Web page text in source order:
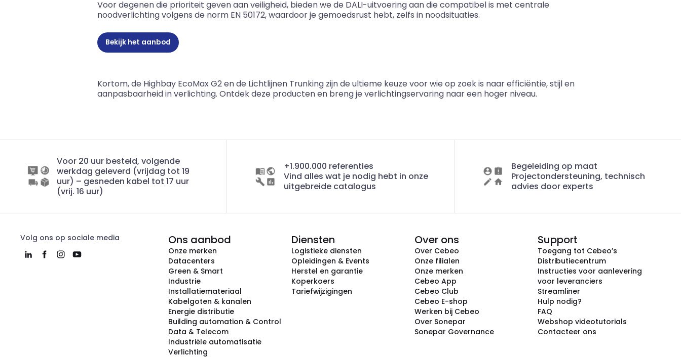
Voor degenen die prioriteit geven aan veiligheid, bieden we de DALI-uitvoering aan die compatibel is met centrale
noodverlichting volgens de norm EN 50172, waardoor je gemoedsrust hebt, zelfs in noodsituaties.
Bekijk het aanbod
Kortom, de Highbay EcoMax G2 en de Lichtlijnen Trunking zijn de ultieme keuze voor wie op zoek is naar efficiëntie, stijl en
aanpasbaarheid in verlichting. Ontdek deze producten en breng je verlichtingservaring naar een hoger niveau.
Voor 20 uur besteld, volgende
werkdag geleverd (vrijdag tot 19
uur) – gesneden kabel tot 17 uur
(vrij. 16 uur)
+1.900.000 referenties
Vind alles wat je nodig hebt in onze
uitgebreide catalogus
Begeleiding op maat
Projectondersteuning, technisch
advies door experts
Volg ons op sociale media Ons aanbod
Onze merken
Datacenters
Green & Smart
Industrie
Installatiemateriaal
Kabelgoten & kanalen
Energie distributie
Building automation & Control
Data & Telecom
Industriële automatisatie
Verlichting
Diensten
Logistieke diensten
Opleidingen & Events
Herstel en garantie
Koperkoers
Tariefwijzigingen
Over ons
Over Cebeo
Onze filialen
Onze merken
Cebeo App
Cebeo Club
Cebeo E-shop
Werken bij Cebeo
Over Sonepar
Sonepar Governance
Support
Toegang tot Cebeo’s
Distributiecentrum
Instructies voor aanlevering
voor leveranciers
Streamliner
Hulp nodig?
FAQ
Webshop videotutorials
Contacteer ons